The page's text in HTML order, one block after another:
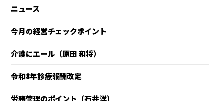
ニュース
今月の経営チェックポイント
介護にエール（原田 和将）
令和8年診療報酬改定
労務管理のポイント（石井洋）